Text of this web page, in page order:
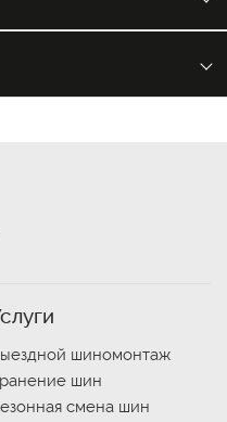
шиномонтаж
шин
смена шин